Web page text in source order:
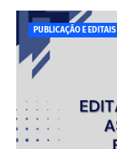
PUBLICAÇÃO E EDITAIS